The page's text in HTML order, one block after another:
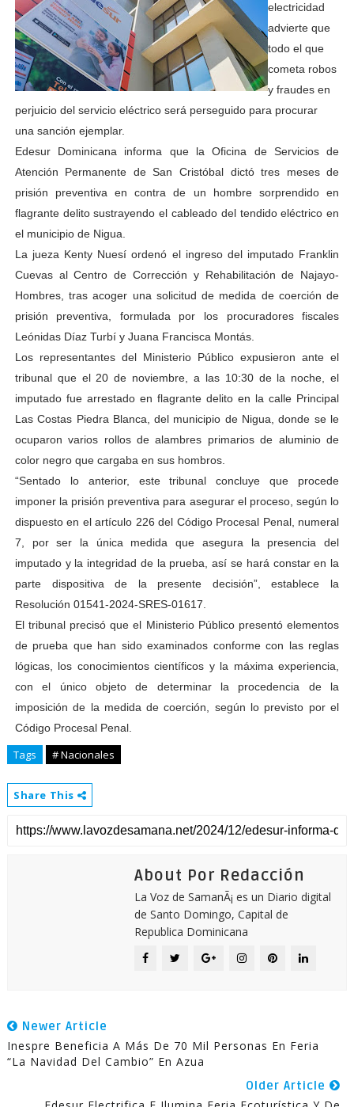
electricidad
advierte que
todo el que
cometa robos
y fraudes en
perjuicio del servicio eléctrico será perseguido para procurar
una sanción ejemplar.
Edesur Dominicana informa que la Oficina de Servicios de
Atención Permanente de San Cristóbal dictó tres meses de
prisión preventiva en contra de un hombre sorprendido en
flagrante delito sustrayendo el cableado del tendido eléctrico en
el municipio de Nigua.
La jueza Kenty Nuesí ordenó el ingreso del imputado Franklin
Cuevas al Centro de Corrección y Rehabilitación de Najayo-
Hombres, tras acoger una solicitud de medida de coerción de
prisión preventiva, formulada por los procuradores fiscales
Leónidas Díaz Turbí y Juana Francisca Montás.
Los representantes del Ministerio Público expusieron ante el
tribunal que el 20 de noviembre, a las 10:30 de la noche, el
imputado fue arrestado en flagrante delito en la calle Principal
Las Costas Piedra Blanca, del municipio de Nigua, donde se le
ocuparon varios rollos de alambres primarios de aluminio de
color negro que cargaba en sus hombros.
“Sentado lo anterior, este tribunal concluye que procede
imponer la prisión preventiva para asegurar el proceso, según lo
dispuesto en el artículo 226 del Código Procesal Penal, numeral
7, por ser la única medida que asegura la presencia del
imputado y la integridad de la prueba, así se hará constar en la
parte dispositiva de la presente decisión”, establece la
Resolución 01541-2024-SRES-01617.
El tribunal precisó que el Ministerio Público presentó elementos
de prueba que han sido examinados conforme con las reglas
lógicas, los conocimientos científicos y la máxima experiencia,
con el único objeto de determinar la procedencia de la
imposición de la medida de coerción, según lo previsto por el
Código Procesal Penal.
Tags # Nacionales
Share This
About Por Redacción
La Voz de SamanÃ¡ es un Diario digital
de Santo Domingo, Capital de
Republica Dominicana
Newer Article
Inespre Beneficia A Más De 70 Mil Personas En Feria
“La Navidad Del Cambio” En Azua
Older Article